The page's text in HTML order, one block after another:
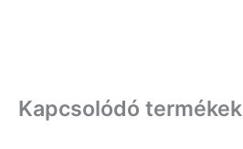
Kapcsolódó termékek